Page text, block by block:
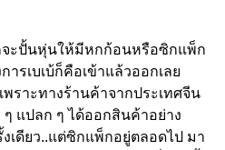
ะปั้นหุ่นให้มีหกก้อนหรือซิกแพ็ก
ารเบเบ้ก็คือเข้าแล้วออกเลย
เพราะทางร้านค้าจากประเทศจีน
แปลก ๆ ได้ออกสินค้าอย่าง
เดียว..แต่ซิกแพ็กอยู่ตลอดไป มา